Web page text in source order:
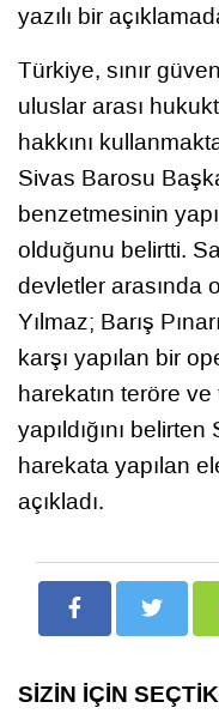
yazılı bir
Türkiye, sınır
uluslar arası
hakkını
Sivas Barosu
benzetmesinin
olduğunu belirtti.
devletler arasında
Yılmaz; Barış
karşı yapılan bir
harekatın teröre
yapıldığını
harekata yapılan
açıkladı.
SİZİN İÇİN